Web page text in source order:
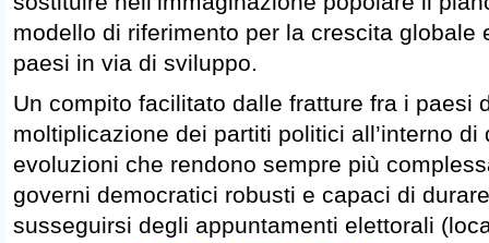
modello di riferimento per la crescita globale
paesi in via di sviluppo.
Un compito facilitato dalle fratture fra i paesi
moltiplicazione dei partiti politici all’interno di
evoluzioni che rendono sempre più
governi democratici robusti e capaci di
susseguirsi degli appuntamenti elettorali